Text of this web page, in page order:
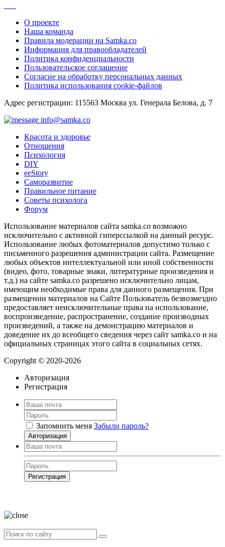
О проекте
Наша команда
Правила модерации на Samka.co
Информация для правообладателей
Политика конфиденциальности
Пользовательское соглашение
Согласие на обработку персональных данных
Политика использования cookie-файлов
Адрес регистрации: 115563 Москва ул. Генерала Белова, д. 7
info@samka.co
Красота и здоровье
Отношения
Психология
DIY
ееStory
Саморазвитие
Правильное питание
Советы психолога
Форум
Использование материалов сайта samka.co возможно
исключительно с активной гиперссылкой на данный ресурс.
Использование любых фотоматериалов допустимо только с
письменного разрешения администрации сайта. Размещение
любых объектов интеллектуальной или иной собственности
(видео, фото, товарные знаки, литературные произведения и
т.д.) на сайте samka.co разрешено исключительно лицам,
имеющим необходимые права для данного размещения. При
размещении материалов на Сайте Пользователь безвозмездно
предоставляет неисключительные права на использование,
воспроизведение, распространение, создание производных
произведений, а также на демонстрацию материалов и
доведение их до всеобщего сведения через сайт samka.co и на
официальных страницах этого сайта в социальных сетях.
Copyright © 2020-2026
Авторизация
Регистрация
Запомнить меня Забыли пароль?
Авторизация
Регистрация